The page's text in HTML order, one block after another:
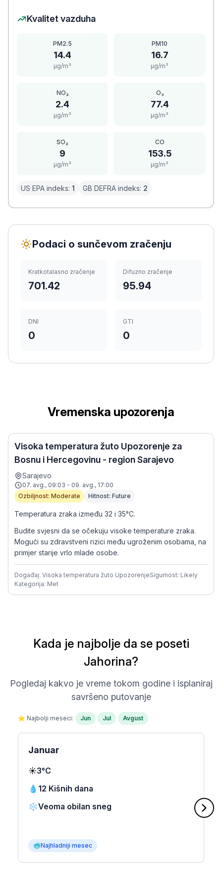
Kvalitet vazduha
PM2.5
14.4
μg/m³
PM10
16.7
μg/m³
NO₂
2.4
μg/m³
O₃
77.4
μg/m³
SO₂
9
μg/m³
CO
153.5
μg/m³
US EPA indeks: 1 GB DEFRA indeks: 2
Podaci o sunčevom zračenju
Kratkotalasno zračenje
701.42
Difuzno zračenje
95.94
DNI
0
GTI
0
Vremenska upozorenja
Visoka temperatura žuto Upozorenje za
Bosnu i Hercegovinu - region Sarajevo
Sarajevo
07. avg., 09:03 - 09. avg., 17:00
Ozbiljnost: Moderate
Hitnost: Future
Temperatura zraka između 32 i 35°C.
Budite svjesni da se očekuju visoke temperature zraka.
Mogući su zdravstveni rizici među ugroženim osobama, na
primjer starije vrlo mlade osobe.
Događaj: Visoka temperatura žuto UpozorenjeSigurnost: Likely
Kategorija: Met
Kada je najbolje da se poseti
Jahorina?
Pogledaj kakvo je vreme tokom godine i isplaniraj
savršeno putovanje
⭐ Najbolji meseci: Jun Jul Avgust
Januar
☀️3°C
💧 12 Kišnih dana
❄️Veoma obilan sneg
🥶Najhladniji mesec